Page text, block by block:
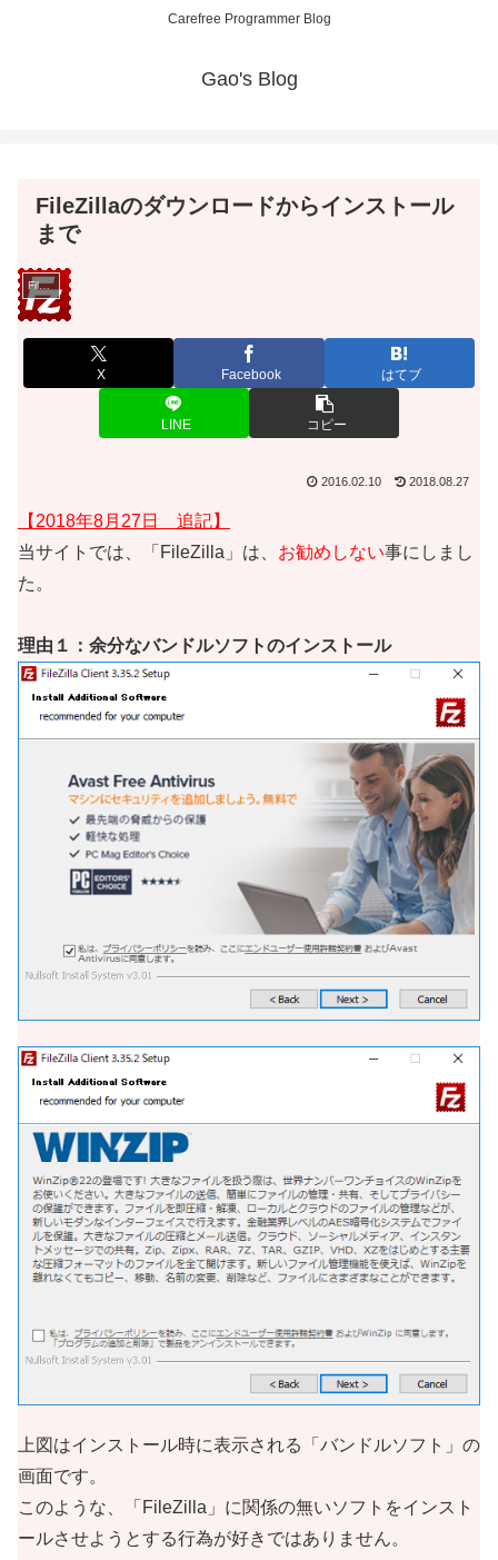
Carefree Programmer Blog
Gao's Blog
FileZillaのダウンロードからインストール
まで
FileZilla
X Facebook はてブ
LINE コピー
2016.02.10 2018.08.27
【2018年8月27日 追記】
当サイトでは、「FileZilla」は、 お勧めしない事にしまし
た。
理由１：余分なバンドルソフトのインストール
上図はインストール時に表示される「バンドルソフト」の
画面です。
このような、「FileZilla」に関係の無いソフトをインスト
ールさせようとする行為が好きではありません。